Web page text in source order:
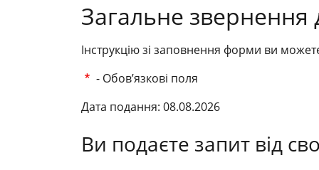
Загальне
Інструкцію зі заповнення форми ви
- Обов’язкові поля
Дата подання: 08.08.2026
Ви подаєте запит від